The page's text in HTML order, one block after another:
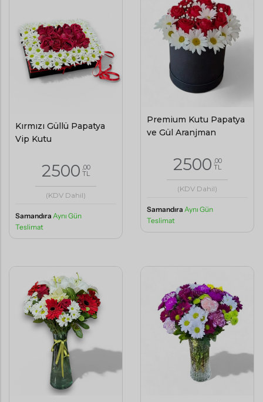
Kırmızı Güllü Papatya
Vip Kutu
2500 ,00
TL
(KDV Dahil)
Samandıra Aynı Gün
Teslimat
Premium Kutu Papatya
ve Gül Aranjman
2500 ,00
TL
(KDV Dahil)
Samandıra Aynı Gün
Teslimat